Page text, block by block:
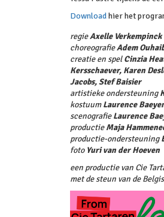
Downloadhier het
regieAxelle Verkempinck
choreografieAdem
creatie en spelCinzia
Kersschaever, Karen
Jacobs, Stef Baisier
artistieke ondersteuning
kostuumLaurence
scenografieLaurence
productieMaja
productie-ondersteuning
foto Yuri van der Hoeven
een productie van Cie
met de steun van de